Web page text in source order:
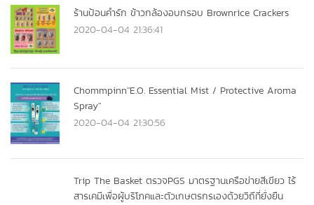
ร้านป้อนคำรัก ข้าวกล้องอบกรอบ Brownrice Crackers
2020-04-04 21:36:41
Chommpinn"E.O. Essential Mist / Protective Aroma
Spray"
2020-04-04 21:30:56
Trip The Basket ตรวจPGS มาตรฐานเครือข่ายสีเขียว ไร้
สารเคมีเพื่อผู้บริโภคและตัวเกษตรกรเองด้วยวิถีที่ยั่งยืน